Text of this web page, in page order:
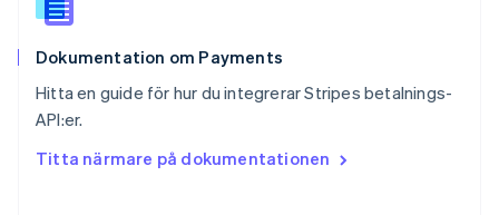
Dokumentation om Payments
Hitta en guide för hur du integrerar Stripes betalnings-
API:er.
Titta närmare på dokumentationen
Storbritannien
Sverige
Thailand
ไทย
English